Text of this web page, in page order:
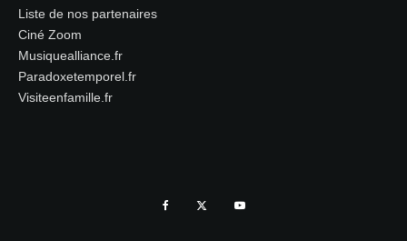
Liste de nos partenaires
Ciné Zoom
Musiquealliance.fr
Paradoxetemporel.fr
Visiteenfamille.fr